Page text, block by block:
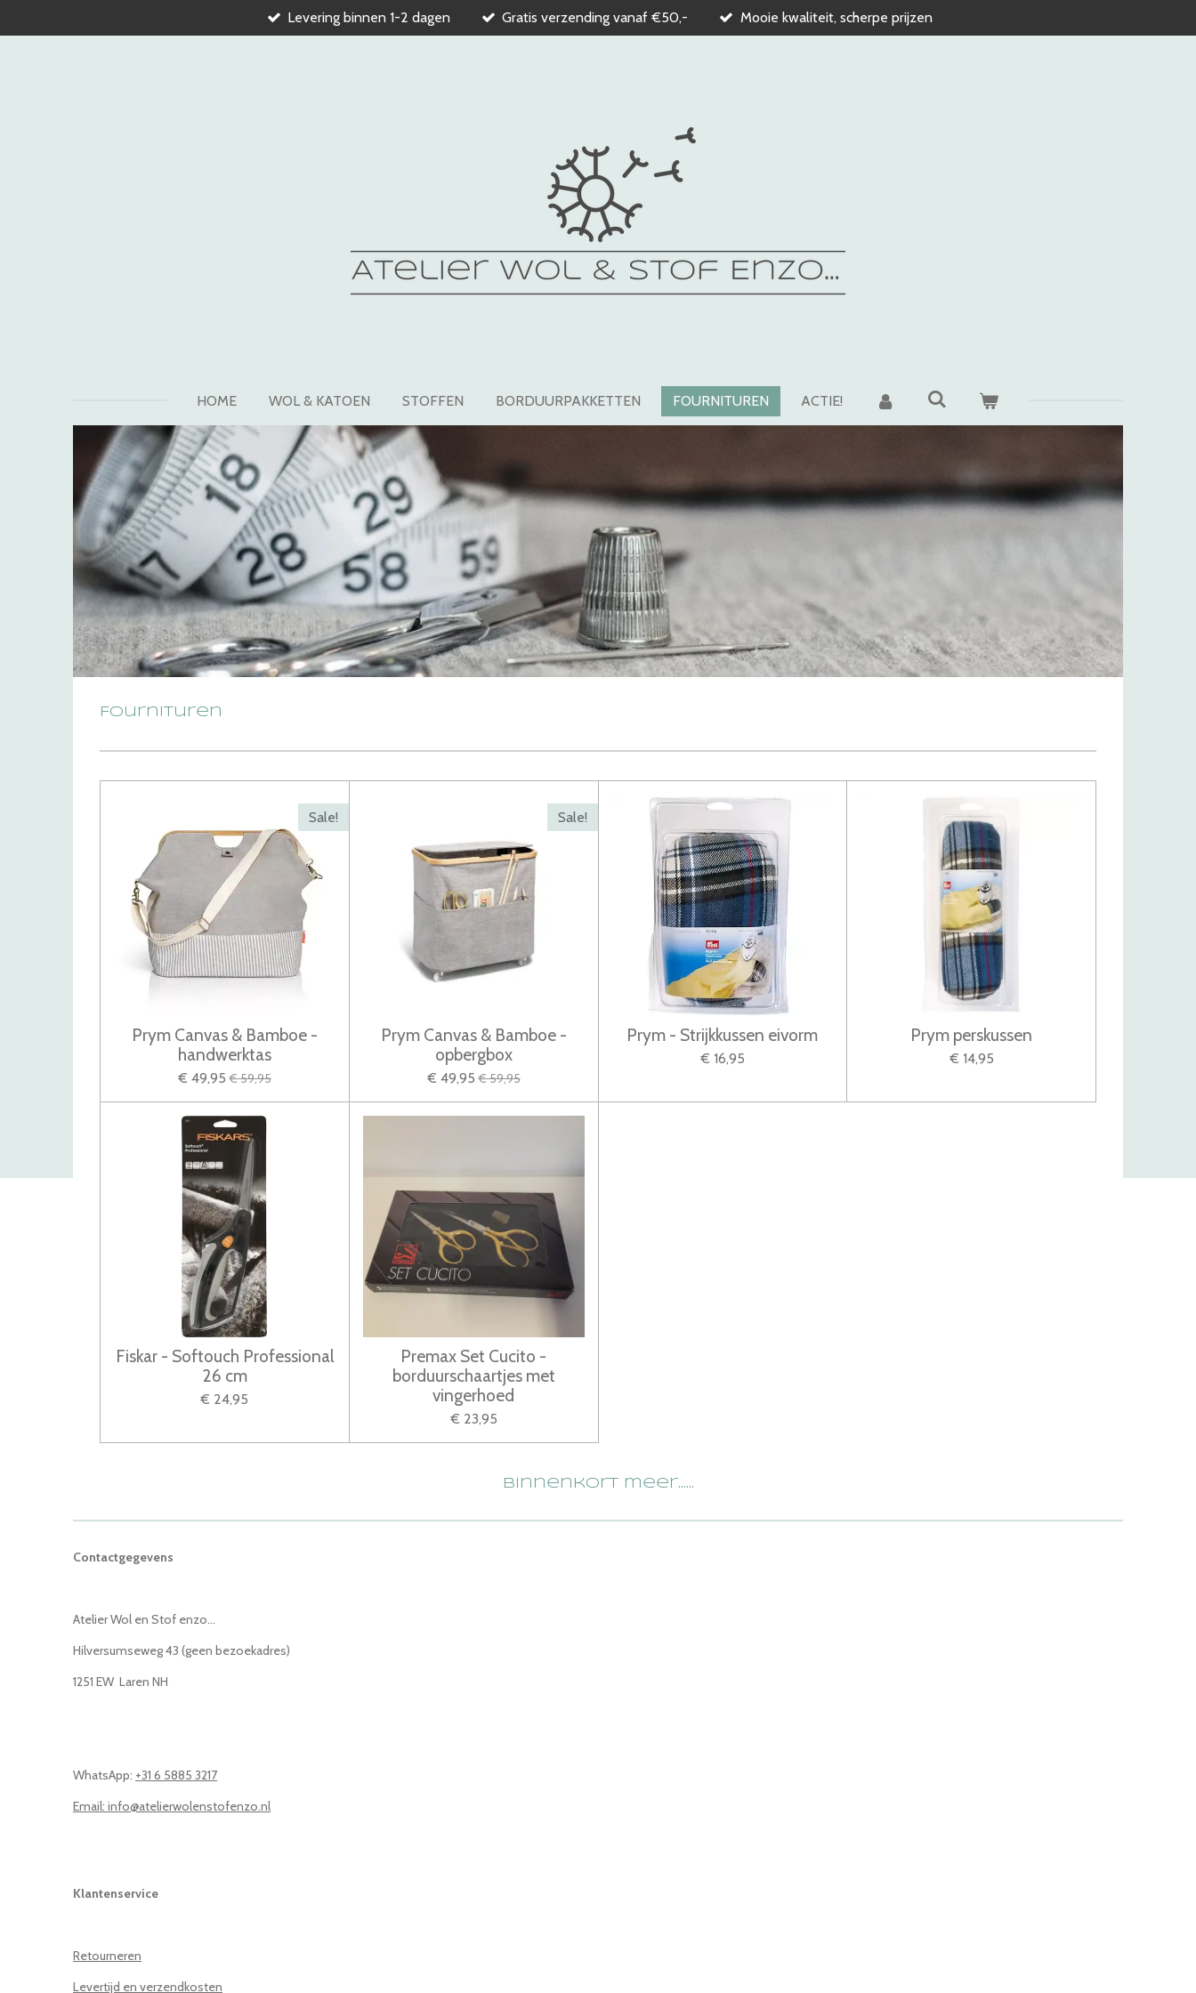
direct
Levering binnen 1-2 dagen Gratis verzending vanaf €50,- Mooie kwaliteit, scherpe prijzen
HOME WOL & KATOEN STOFFEN BORDUURPAKKETTEN FOURNITUREN ACTIE!
Fournituren
Sale!
Prym Canvas & Bamboe -
handwerktas
€ 49,95 € 59,95
Sale!
Prym Canvas & Bamboe -
opbergbox
€ 49,95 € 59,95
Prym - Strijkkussen eivorm
€ 16,95
Prym perskussen
€ 14,95
Fiskar - Softouch Professional
26 cm
€ 24,95
Premax Set Cucito -
borduurschaartjes met
vingerhoed
€ 23,95
Binnenkort meer......
Contactgegevens
Atelier Wol en Stof enzo...
Hilversumseweg 43 (geen bezoekadres)
1251 EW Laren NH
WhatsApp: +31 6 5885 3217
Email: info@atelierwolenstofenzo.nl
Klantenservice
Retourneren
Levertijd en verzendkosten